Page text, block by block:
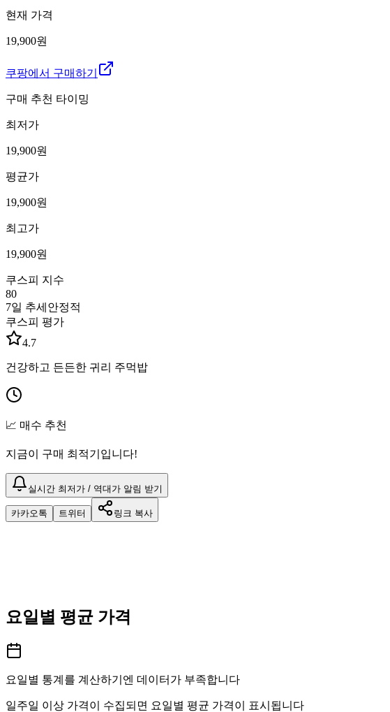
현재 가격
19,900원
쿠팡에서 구매하기
구매 추천 타이밍
최저가
19,900원
평균가
19,900원
최고가
19,900원
쿠스피 지수
80
7일 추세 안정적
쿠스피 평가
4.7
건강하고 든든한 귀리 주먹밥
📈 매수 추천
지금이 구매 최적기입니다!
실시간 최저가 / 역대가 알림 받기
카카오톡 트위터 링크 복사
요일별 평균 가격
요일별 통계를 계산하기엔 데이터가 부족합니다
일주일 이상 가격이 수집되면 요일별 평균 가격이 표시됩니다